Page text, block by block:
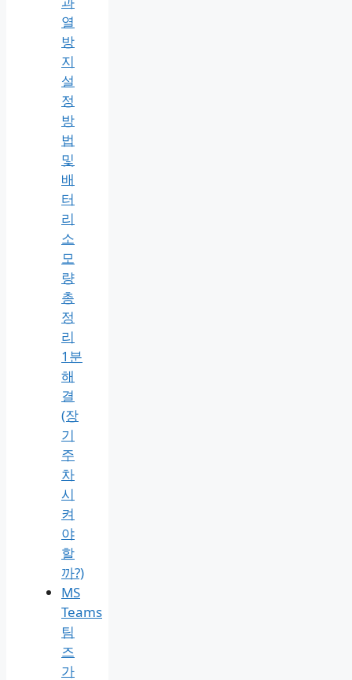
열
방
지
설
정
방
법
및
배
터
리
소
모
량
총
정
리
1분
해
결
(장
기
주
차
시
켜
야
할
까?)
MS
Teams
팀
즈
가